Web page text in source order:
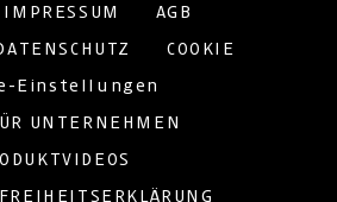
IMPRESSUM AGB
COOKIE
Einstellungen
UNTERNEHMEN